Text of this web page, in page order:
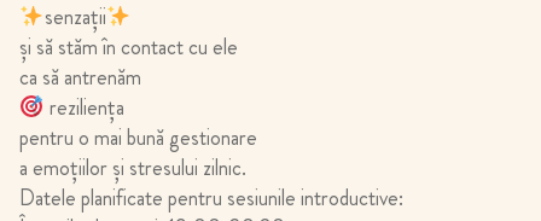
senzații
şi să stăm în contact cu ele
ca să antrenăm
reziliența
pentru o mai bună gestionare
a emoțiilor şi stresului zilnic.
Datele planificate pentru sesiunile introductive: